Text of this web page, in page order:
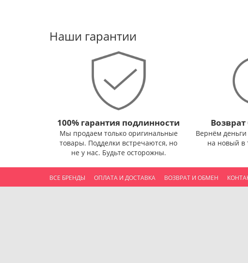
Наши гарантии
100% гарантия подлинности
Мы продаем только оригинальные
товары. Подделки встречаются, но
не у нас. Будьте осторожны.
Вернём
на новый в
ВСЕ БРЕНДЫ ОПЛАТА И ДОСТАВКА ВОЗВРАТ И ОБМЕН